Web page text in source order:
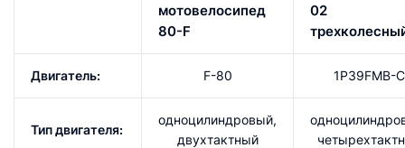
мотовелосипед
80-F
02
Двигатель: F-80 1P39FMB-C
Тип двигателя:
одноцилиндровый,
двухтактный